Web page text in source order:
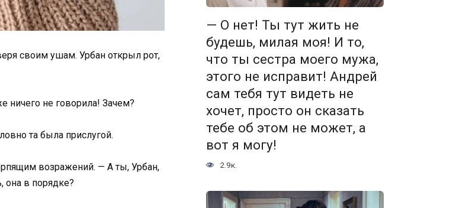
своим ушам. Урбан открыл рот,
ничего не говорила! Зачем?
та была прислугой.
возражений. — А ты, Урбан,
она в порядке?
— О нет! Ты тут жить не
будешь, милая моя! И то,
что ты сестра моего мужа,
этого не исправит! Андрей
сам тебя тут видеть не
хочет, просто он сказать
тебе об этом не может, а
вот я могу!
2.9к.